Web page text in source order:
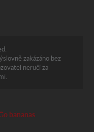
zakázáno bez
neručí za
bananas